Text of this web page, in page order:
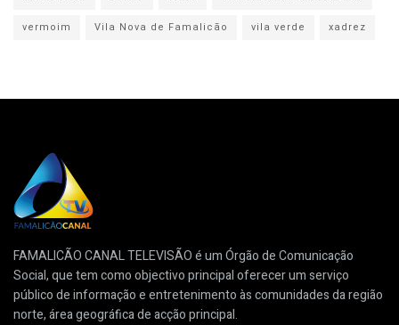
vermoim
Vila Nova de Famalicão vila verde xadrez
FAMALICÃO CANAL TELEVISÃO é um Órgão de Comunicação
Social, que tem como objectivo principal oferecer um serviço
público de informação e entretenimento às comunidades da região
norte, área geográfica de acção principal.